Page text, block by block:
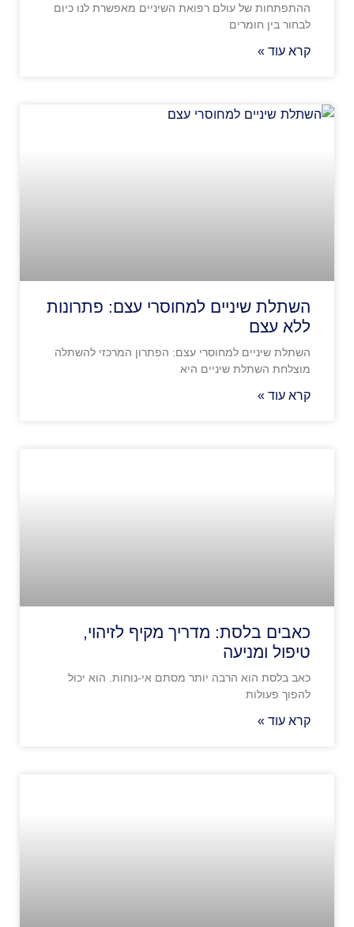
ההתפתחות של עולם רפואת השיניים מאפשרת לנו כיום
לבחור בין חומרים
קרא עוד »
השתלת שיניים למחוסרי עצם: פתרונות
ללא עצם
השתלת שיניים למחוסרי עצם: הפתרון המרכזי להשתלה
מוצלחת השתלת שיניים היא
קרא עוד »
כאבים בלסת: מדריך מקיף לזיהוי,
טיפול ומניעה
כאב בלסת הוא הרבה יותר מסתם אי-נוחות. הוא יכול
להפוך פעולות
קרא עוד »